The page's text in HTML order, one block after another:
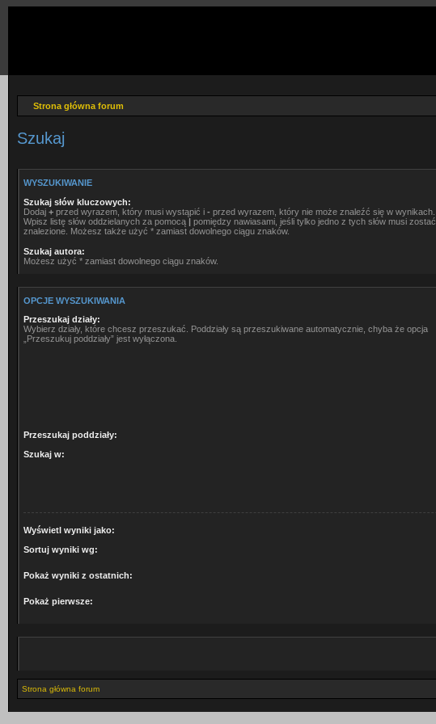
Strona główna forum
Szukaj
WYSZUKIWANIE
Szukaj słów kluczowych:
Dodaj + przed wyrazem, który musi wystąpić i - przed wyrazem, który nie może znaleźć się w wynikach.
Wpisz listę słów oddzielanych za pomocą | pomiędzy nawiasami, jeśli tylko jedno z tych słów musi zostać
znalezione. Możesz także użyć * zamiast dowolnego ciągu znaków.
Szukaj autora:
Możesz użyć * zamiast dowolnego ciągu znaków.
OPCJE WYSZUKIWANIA
Przeszukaj działy:
Wybierz działy, które chcesz przeszukać. Poddziały są przeszukiwane automatycznie, chyba że opcja
„Przeszukuj poddziały” jest wyłączona.
Przeszukaj poddziały:
Szukaj w:
Wyświetl wyniki jako:
Sortuj wyniki wg:
Pokaż wyniki z ostatnich:
Pokaż pierwsze:
Strona główna forum